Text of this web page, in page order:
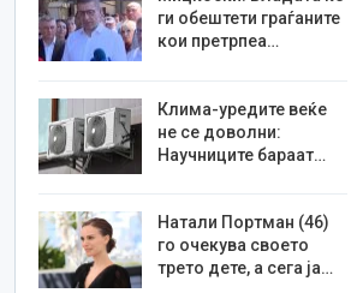
ги обештети граѓаните
кои претрпеа…
Клима-уредите веќе
не се доволни:
Научниците бараат…
Натали Портман (46)
го очекува своето
трето дете, а сега ја…